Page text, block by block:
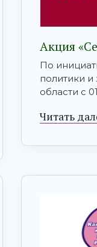
Акция
По
политики и
области с
Читать